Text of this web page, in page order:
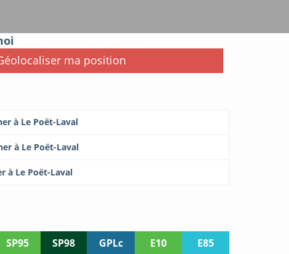
ma position
à Le Poët-Laval
à Le Poët-Laval
à Le Poët-Laval
SP95 SP98 GPLc E10
E85